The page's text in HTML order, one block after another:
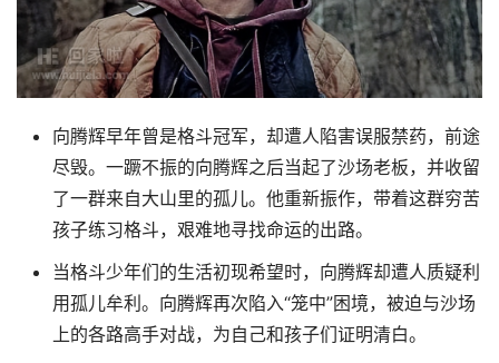
向腾辉早年曾是格斗冠军，却遭人陷害误服禁药，前途
尽毁。一蹶不振的向腾辉之后当起了沙场老板，并收留
了一群来自大山里的孤儿。他重新振作，带着这群穷苦
孩子练习格斗，艰难地寻找命运的出路。
当格斗少年们的生活初现希望时，向腾辉却遭人质疑利
用孤儿牟利。向腾辉再次陷入“笼中”困境，被迫与沙场
上的各路高手对战，为自己和孩子们证明清白。